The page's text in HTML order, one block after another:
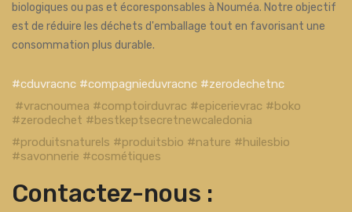
biologiques ou pas et écoresponsables à Nouméa. Notre objectif
est de réduire les déchets d'emballage tout en favorisant une
consommation plus durable.
#cduvracnc #compagnieduvracnc #zerodechetnc
#vracnoumea #comptoirduvrac #epicerievrac #boko
#zerodechet #bestkeptsecretnewcaledonia
#produitsnaturels #produitsbio #nature #huilesbio
#savonnerie #cosmétiques
Contactez-nous :